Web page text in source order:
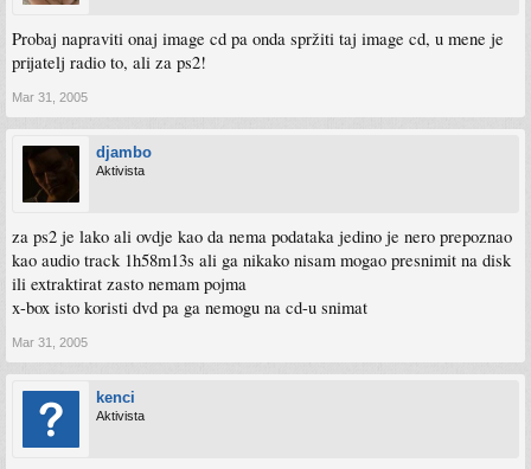
Probaj napraviti onaj image cd pa onda spržiti taj image cd, u mene je
prijatelj radio to, ali za ps2!
Mar 31, 2005
djambo
Aktivista
za ps2 je lako ali ovdje kao da nema podataka jedino je nero prepoznao
kao audio track 1h58m13s ali ga nikako nisam mogao presnimit na disk
ili extraktirat zasto nemam pojma
x-box isto koristi dvd pa ga nemogu na cd-u snimat
Mar 31, 2005
kenci
Aktivista